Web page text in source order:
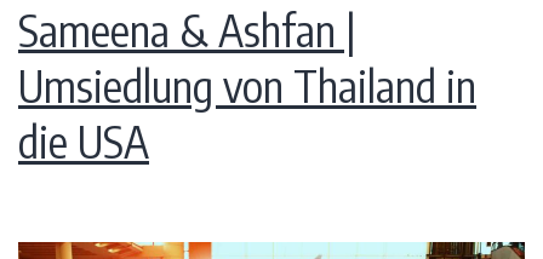
Sameena & Ashfan |
Umsiedlung von Thailand in
die USA